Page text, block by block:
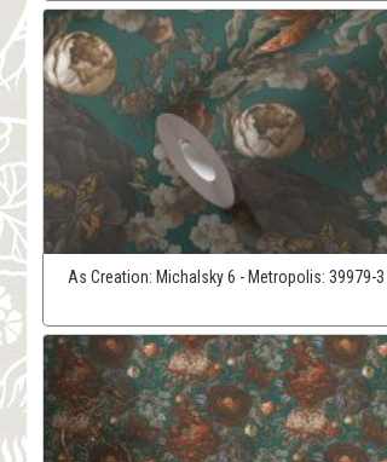
As Creation: Michalsky 6 - Metropolis:39979-3